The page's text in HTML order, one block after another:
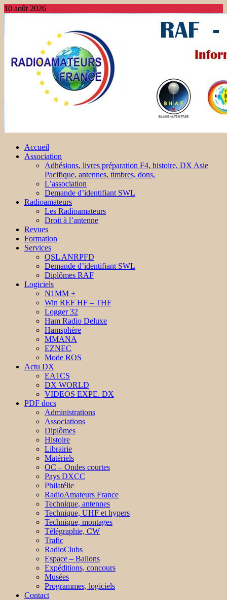
10 août 2026
Accueil
Association
Adhésions, livres préparation F4, histoire, DX Asie
Pacifique, antennes, timbres, dons,
L’association
Demande d’identifiant SWL
Radioamateurs
Les Radioamateurs
Droit à l’antenne
Revues
Formation
Services
QSL ANRPFD
Demande d’identifiant SWL
Diplômes RAF
Logiciels
N1MM +
Win REF HF – THF
Logger 32
Ham Radio Deluxe
Hamsphère
MMANA
EZNEC
Mode ROS
Actu DX
EA1CS
DX WORLD
VIDEOS EXPE. DX
PDF docs
Administrations
Associations
Diplômes
Histoire
Librairie
Matériels
OC – Ondes courtes
Pays DXCC
Philatélie
RadioAmateurs France
Technique, antennes
Technique, UHF et hypers
Technique, montages
Télégraphie, CW
Trafic
RadioClubs
Espace – Ballons
Expéditions, concours
Musées
Programmes, logiciels
Contact